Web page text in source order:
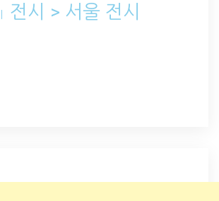
전시 > 서울 전시